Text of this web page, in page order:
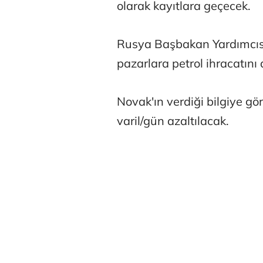
olarak kayıtlara geçecek.
Rusya Başbakan
pazarlara petrol ihracatını
Novak'ın verdiği bilgiye
varil/gün azaltılacak.